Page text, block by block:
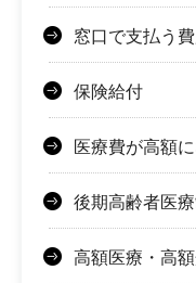
窓口で支払う
保険給付
医療費が高額
後期高齢者医
高額医療・高